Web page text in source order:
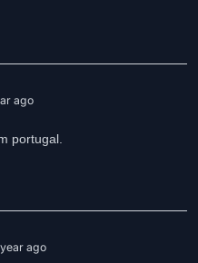
ago
portugal.
ago